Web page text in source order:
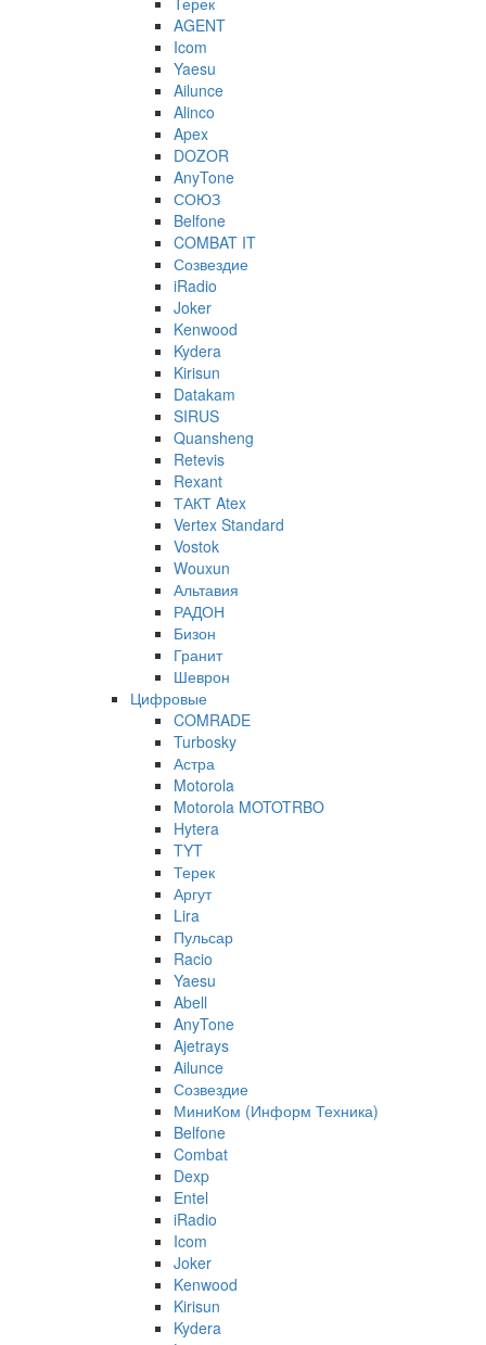
AGENT
Icom
Yaesu
Ailunce
Alinco
Apex
DOZOR
AnyTone
СОЮЗ
Belfone
COMBAT IT
Созвездие
iRadio
Joker
Kenwood
Kydera
Kirisun
Datakam
SIRUS
Quansheng
Retevis
Rexant
ТАКТ Atex
Vertex Standard
Vostok
Wouxun
Альтавия
РАДОН
Бизон
Гранит
Шеврон
Цифровые
COMRADE
Turbosky
Астра
Motorola
Motorola MOTOTRBO
Hytera
TYT
Терек
Аргут
Lira
Пульсар
Racio
Yaesu
Abell
AnyTone
Ajetrays
Ailunce
Созвездие
МиниКом (Информ Техника)
Belfone
Combat
Dexp
Entel
iRadio
Icom
Joker
Kenwood
Kirisun
Kydera